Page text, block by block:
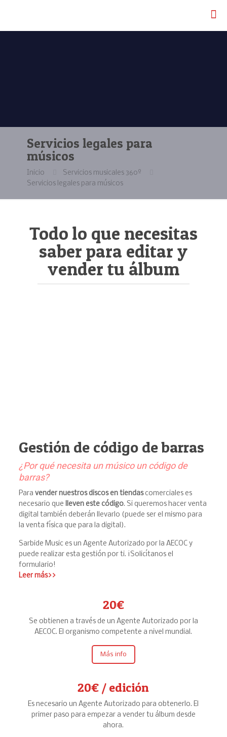
Servicios legales para
músicos
Inicio
Servicios musicales 360º
Servicios legales para músicos
Todo lo que necesitas
saber para editar y
vender tu álbum
Gestión de código de barras
¿Por qué necesita un músico un código de
barras?
Para vender nuestros discos en tiendascomerciales es
necesario que lleven este código. Si queremos hacer venta
digital también deberán llevarlo (puede ser el mismo para
la venta física que para la digital).
Sarbide Music es un Agente Autorizado por la AECOC y
puede realizar esta gestión por ti. ¡Solicítanos el
formulario!
Leer más>>
20€
Se obtienen a través de un Agente Autorizado por la
AECOC. El organismo competente a nivel mundial.
Más info
20€ / edición
Es necesario un Agente Autorizado para obtenerlo. El
primer paso para empezar a vender tu álbum desde
ahora.